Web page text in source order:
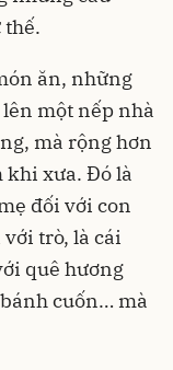
ăn, những
một nếp nhà
mà rộng hơn
khi xưa. Đó là
đối với con
trò, là cái
quê hương
cuốn… mà